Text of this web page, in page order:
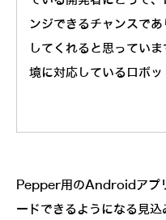
ンジできるチャンスで
してくれると思ってい
境に対応しているロボッ
Pepper用のAndroidアプ
ードできるようになる見